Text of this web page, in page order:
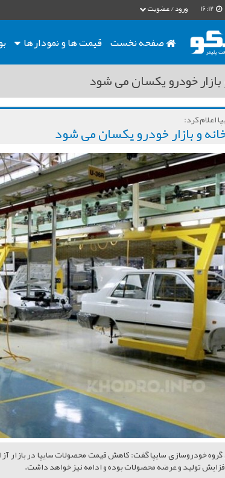
ورود / عضویت
صفحه نخست قیمت هاو نمودارها
خودرو یکسان می شود
اعلام کرد:
و بازار خودرو یکسان می شود
خودروسازی سایپا گفت: کاهش قیمت محصولات سایپا در بازار
تولید و عرضه محصولات بوده و ادامه نیز خواهد داشت.